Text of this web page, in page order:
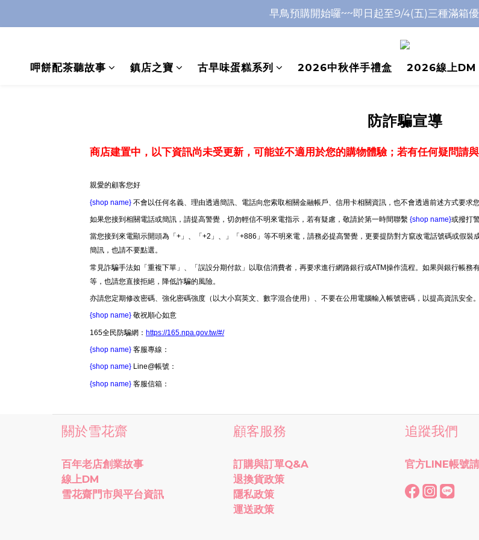
早鳥預購開始囉~~即日起至9/4(五)三種滿箱
早鳥預購開始囉~~即日起至9/4(五)三種滿箱
中秋前到貨日皆為物流繁盛期，不保證當天配
早鳥預購開始囉~~即日起至9/4(五)三種滿箱
呷餅配茶聽故事
鎮店之寶 古早味蛋糕系列 2026中秋伴手禮盒 2026線上DM
防詐騙宣導
商店建置中，以下資訊尚未受更新，可能並不適用於您的購物體驗；若有任何疑問請與
親愛的顧客您好
{shop name} 不會以任何名義、理由透過簡訊、電話向您索取相關金融帳戶、信用卡相關資訊，也不會透過前述方式要求
如果您接到相關電話或簡訊，請提高警覺，切勿輕信不明來電指示，若有疑慮，敬請於第一時間聯繫 {shop name}或撥打
當您接到來電顯示開頭為「+」、「+2」、」「+886」等不明來電，請務必提高警覺，更要提防對方竄改電話號碼或假
簡訊，也請不要點選。
常見詐騙手法如「重複下單」、「誤設分期付款」以取信消費者，再要求進行網路銀行或ATM操作流程。如果與銀行帳
等，也請您直接拒絕，降低詐騙的風險。
亦請您定期修改密碼、強化密碼強度（以大小寫英文、數字混合使用）、不要在公用電腦輸入帳號密碼，以提高資訊安全。
{shop name} 敬祝順心如意
165全民防騙網： https://165.npa.gov.tw/#/
{shop name} 客服專線：
{shop name} Line@帳號：
{shop name} 客服信箱：
關於雪花齋
百年老店創業故事
線上DM
雪花齋門市與平台資訊
顧客服務
訂購與訂單Q&A
退換貨政策
隱私政策
運送政策
追蹤我們
官方LINE帳號